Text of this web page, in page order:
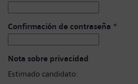
Confirmación de contraseña *
Nota sobre privacidad
Estimado candidato: